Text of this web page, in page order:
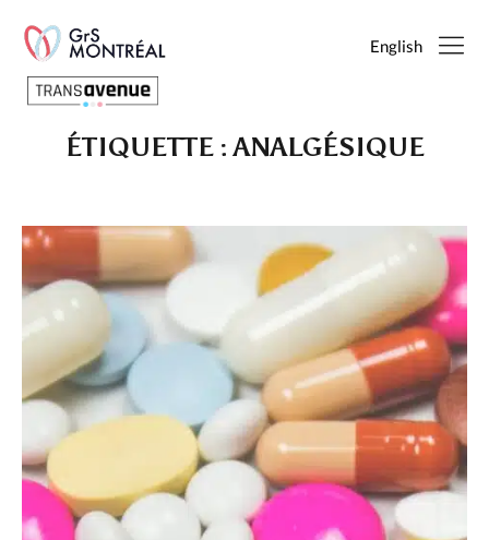
English
Français
English
SEARCH
PAGES
Charte des commentaires et publications
ÉTIQUETTE :ANALGÉSIQUE